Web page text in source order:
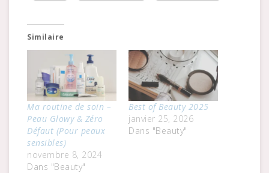
Similaire
Ma routine de soin –
Peau Glowy & Zéro
Défaut (Pour peaux
sensibles)
novembre 8, 2024
Dans "Beauty"
Best of Beauty 2025
janvier 25, 2026
Dans "Beauty"